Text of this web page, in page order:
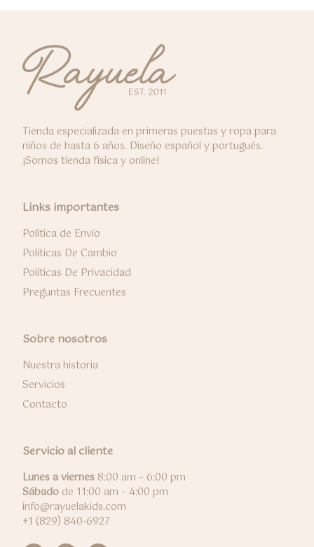
Tienda especializada en primeras puestas y ropa para
niños de hasta 6 años. Diseño español y portugués.
¡Somos tienda física y online!
Links importantes
Politica de Envío
Políticas De Cambio
Políticas De Privacidad
Preguntas Frecuentes
Sobre nosotros
Nuestra historia
Servicios
Contacto
Servicio al cliente
Lunes a viernes 8:00 am – 6:00 pm
Sábado de 11:00 am – 4:00 pm
info@rayuelakids.com
+1 (829) 840-6927